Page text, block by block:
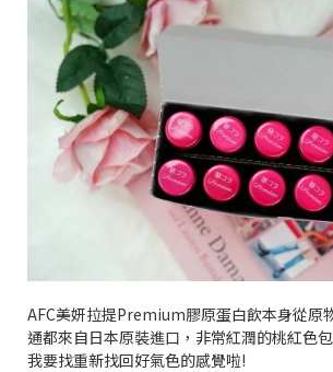
AFC美妍拉提Premium膠原蛋白飲本身從原
通都來自日本原裝進口，非常紅潤的桃紅色
我要找重新找回好氣色的感覺啦!